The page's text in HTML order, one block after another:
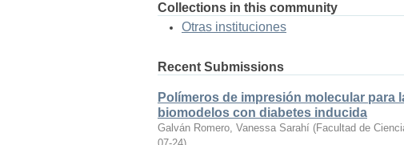
Collections in this community
Otras instituciones
Recent Submissions
Polímeros de impresión molecular
biomodelos con diabetes inducida
Galván Romero, Vanessa Sarahí (Facultad de